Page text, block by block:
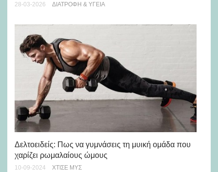
28-03-2026 ΔΙΑΤΡΟΦΉ & ΥΓΕΊΑ
Δελτοειδείς: Πως να γυμνάσεις τη μυική ομάδα που
χαρίζει ρωμαλαίους ώμους
10-09-2024 ΧΤΊΣΕ ΜΥΣ